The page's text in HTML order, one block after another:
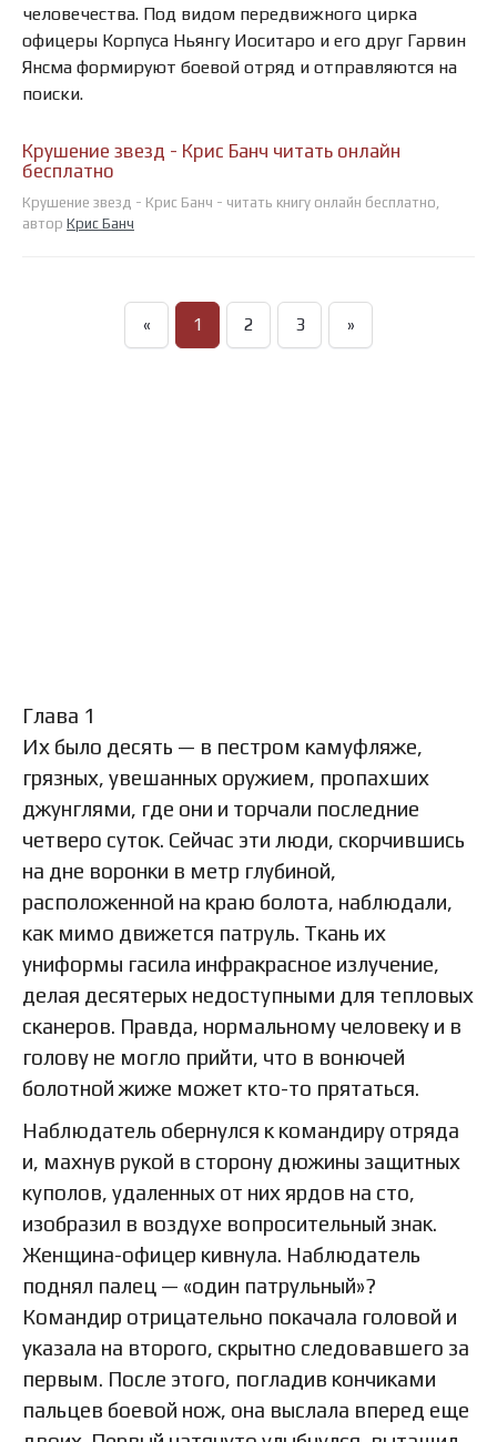
человечества. Под видом передвижного цирка
офицеры Корпуса Ньянгу Иоситаро и его друг Гарвин
Янсма формируют боевой отряд и отправляются на
поиски.
Крушение звезд - Крис Банч читать онлайн
бесплатно
Крушение звезд - Крис Банч - читать книгу онлайн бесплатно,
автор Крис Банч
« 1 2 3 »
Глава 1
Их было десять — в пестром камуфляже,
грязных, увешанных оружием, пропахших
джунглями, где они и торчали последние
четверо суток. Сейчас эти люди, скорчившись
на дне воронки в метр глубиной,
расположенной на краю болота, наблюдали,
как мимо движется патруль. Ткань их
униформы гасила инфракрасное излучение,
делая десятерых недоступными для тепловых
сканеров. Правда, нормальному человеку и в
голову не могло прийти, что в вонючей
болотной жиже может кто-то прятаться.
Наблюдатель обернулся к командиру отряда
и, махнув рукой в сторону дюжины защитных
куполов, удаленных от них ярдов на сто,
изобразил в воздухе вопросительный знак.
Женщина-офицер кивнула. Наблюдатель
поднял палец — «один патрульный»?
Командир отрицательно покачала головой и
указала на второго, скрытно следовавшего за
первым. После этого, погладив кончиками
пальцев боевой нож, она выслала вперед еще